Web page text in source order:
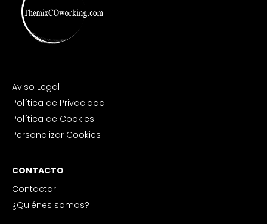
Aviso Legal
Política de Privacidad
Política de Cookies
Personalizar Cookies
CONTACTO
Contactar
¿Quiénes somos?